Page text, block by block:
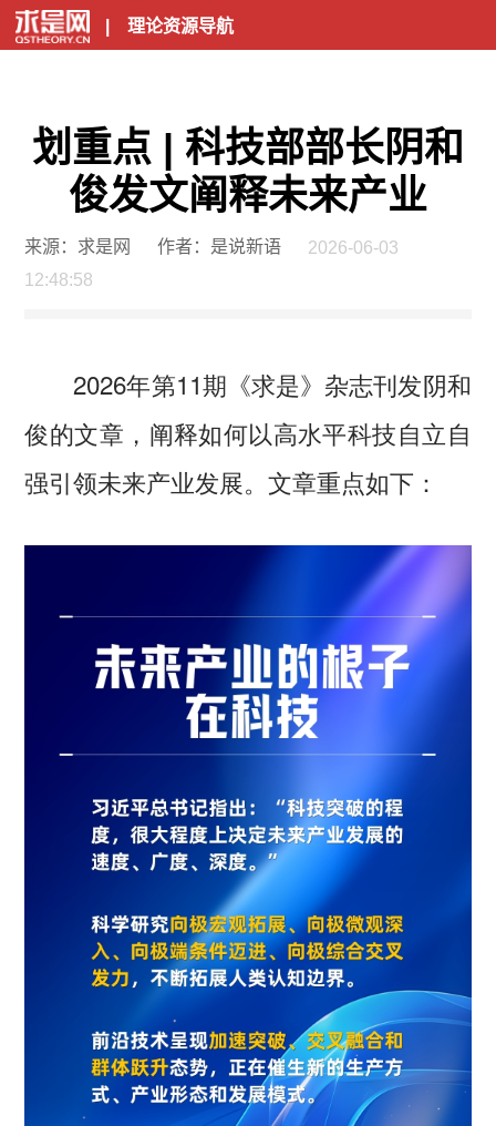
| 理论资源导航
划重点 | 科技部部长阴和
俊发文阐释未来产业
来源：求是网 作者：是说新语
2026-06-03
12:48:58
2026年第11期《求是》杂志刊发阴和
俊的文章，阐释如何以高水平科技自立自
强引领未来产业发展。文章重点如下：